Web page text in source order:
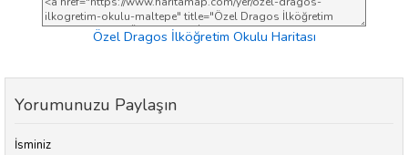
Özel Dragos İlköğretim Okulu Haritası
Yorumunuzu Paylaşın
İsminiz